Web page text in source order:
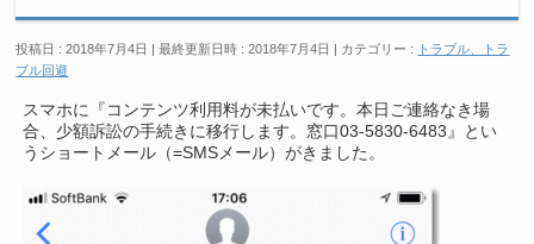
投稿日 : 2018年7月4日 最終更新日時 : 2018年7月4日 カテゴリー :
トラブル、トラ
ブル回避
スマホに『コンテンツ利用料が未払いです。本日ご連絡なき場
合、少額訴訟の手続きに移行します。窓口03-5830-6483』とい
うショートメール（=SMSメール）がきました。